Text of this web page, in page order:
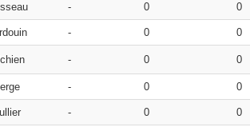
- 0 0
- 0 0
- 0 0
- 0 0
- 0 0